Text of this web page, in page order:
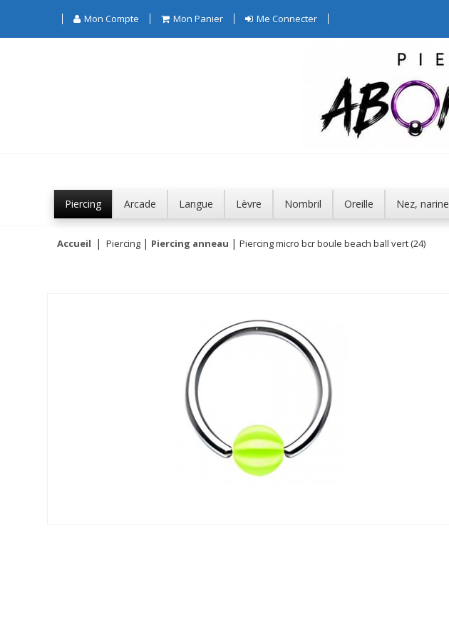
Mon Compte Mon Panier Me Connecter
Piercing Arcade Langue Lèvre Nombril Oreille Nez, narine
Accueil Piercing Piercing anneau Piercing micro bcr boule beach ball vert (24)